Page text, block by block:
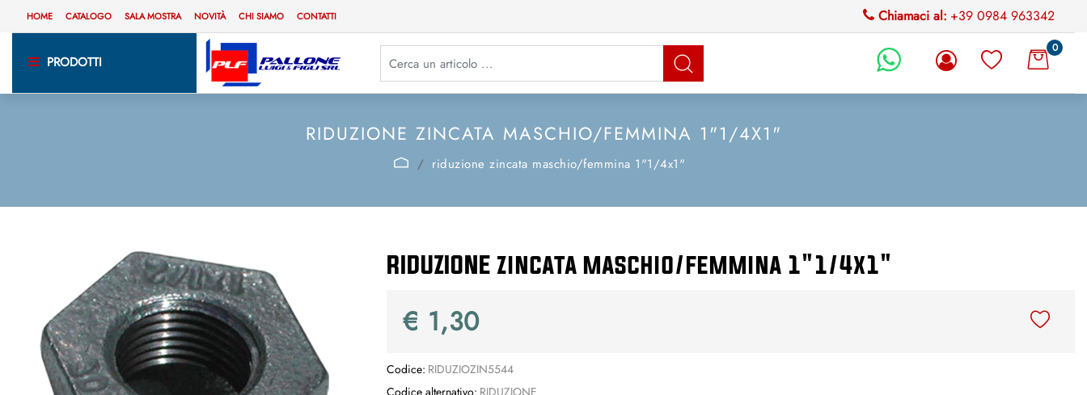
HOME CATALOGO SALA MOSTRA NOVITÀ CHI SIAMO CONTATTI Chiamaci al: +39 0984 963342
PRODOTTI
La modifica di un filtro aggiorna automaticamente gli altri filtri disponibili. 0
RIDUZIONE ZINCATA MASCHIO/FEMMINA 1"1/4X1"
riduzione zincata maschio/femmina 1"1/4x1"
RIDUZIONE zincata maschio/femmina 1"1/4x1"
€ 1,30
Codice: RIDUZIOZIN5544
Codice alternativo: RIDUZIONE